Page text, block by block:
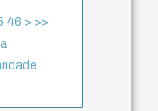
46 > >>